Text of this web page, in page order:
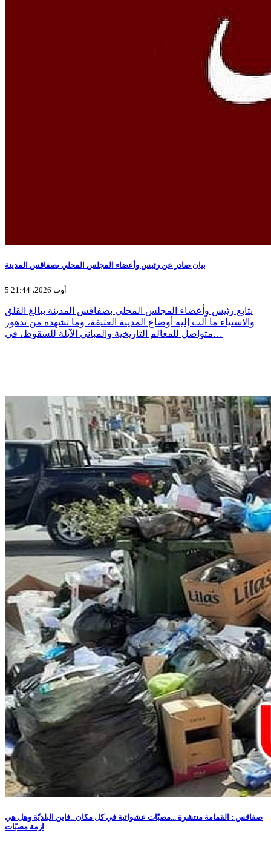
بيان صادر عن رئيس وأعضاء المجلس المحلي بصفاقس المدينة
5 أوت 2026، 21:44
يتابع رئيس وأعضاء المجلس المحلي بصفاقس المدينة ببالغ القلق
والاستياء ما آلت إليه أوضاع المدينة العتيقة، وما تشهده من تدهور
متواصل للمعالم التاريخية والمباني الآيلة للسقوط، في…
صفاقس : القمامة منتشرة ...مصبّات عشوائية في كل مكان ..فاين البلديّة وهل هي
ازمة مصبّات